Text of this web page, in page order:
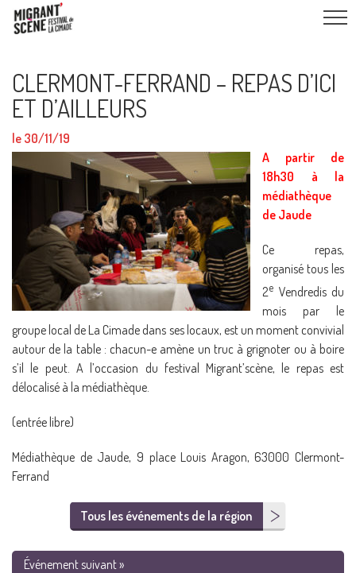
CLERMONT-FERRAND – REPAS D’ICI
ET D’AILLEURS
le 30/11/19
A partir de
18h30 à la
médiathèque
de Jaude
Ce repas,
organisé tous les
2e Vendredis du
mois par le
groupe local de La Cimade dans ses locaux, est un moment convivial
autour de la table : chacun-e amène un truc à grignoter ou à boire
s’il le peut. A l’occasion du festival Migrant’scène, le repas est
délocalisé à la médiathèque.
(entrée libre)
Médiathèque de Jaude, 9 place Louis Aragon, 63000 Clermont-
Ferrand
Tous les événements de la région
Événement suivant »